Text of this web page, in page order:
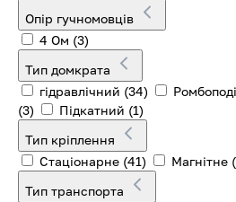
Опір гучномовців
4 Ом (3)
Тип домкрата
гідравлічний (34)
(3)
Підкатний (1)
Тип кріплення
Стаціонарне (41) Магнітне
Тип транспорта